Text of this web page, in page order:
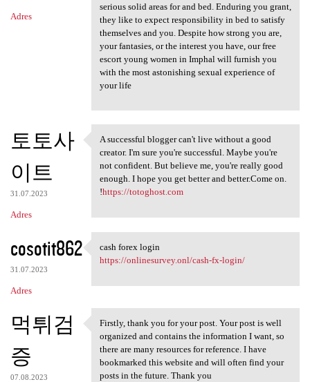
Adres
serious solid areas for and bed. Enduring you grant,
they like to expect responsibility in bed to satisfy
themselves and you. Despite how strong you are,
your fantasies, or the interest you have, our free
escort young women in Imphal will furnish you
with the most astonishing sexual experience of
your life
토토사
이트
31.07.2023
Adres
A successful blogger can't
A successful blogger can't live without a good
creator. I'm sure you're successful. Maybe you're
not confident. But believe me, you're really good
enough. I hope you get better and better.Come on.
!https://totoghost.com
cosotit862
31.07.2023
Adres
cash forex login
cash forex login
https://onlinesurvey.onl/cash-fx-login/
먹튀검
증
07.08.2023
Firstly, thank you for your
Firstly, thank you for your post. Your post is well
organized and contains the information I want, so
there are many resources for reference. I have
bookmarked this website and will often find your
posts in the future. Thank you